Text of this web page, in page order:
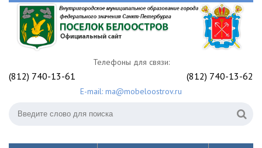
Телефоны для связи:
(812) 740-13-61 (812) 740-13-62
E-mail: ma@mobeloostrov.ru